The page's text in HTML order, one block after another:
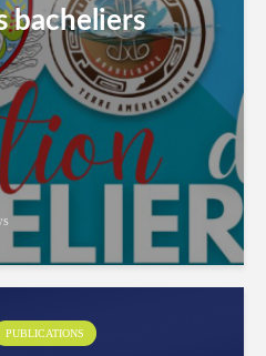
bacheliers
PUBLICATIONS